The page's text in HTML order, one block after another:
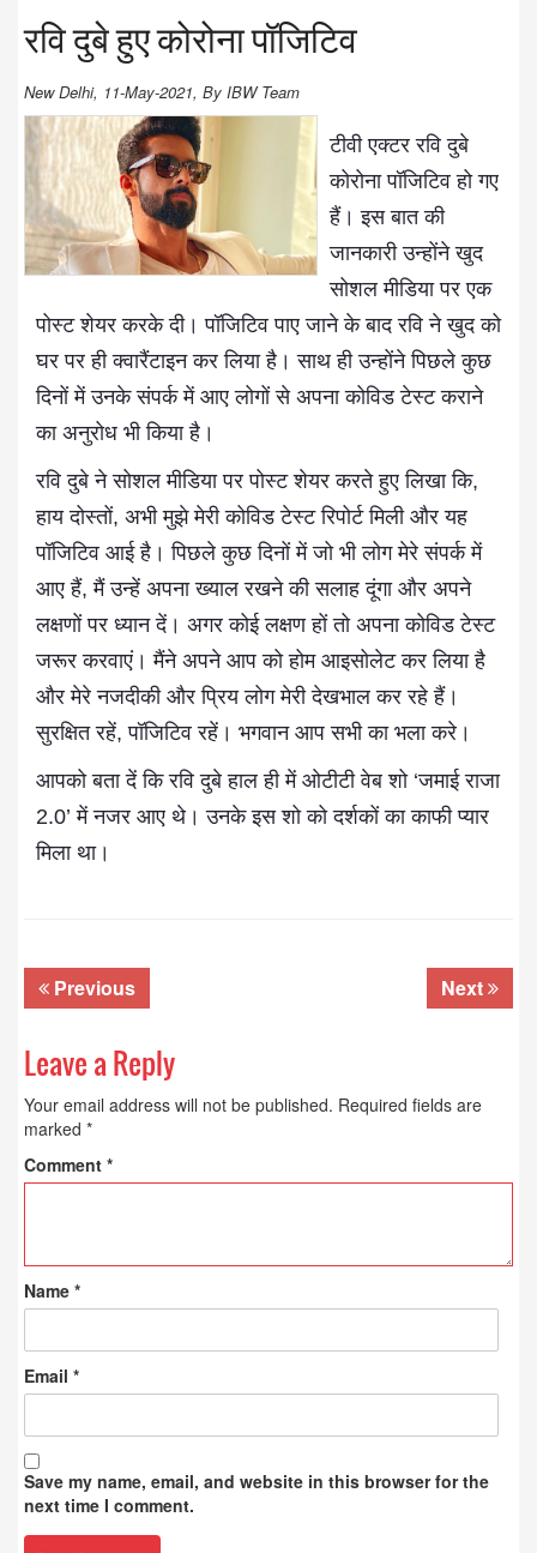
रवि दुबे हुए कोरोना पॉजिटिव
New Delhi, 11-May-2021, By IBW Team
टीवी एक्टर रवि दुबे
कोरोना पॉजिटिव हो गए
हैं। इस बात की
जानकारी उन्होंने खुद
सोशल मीडिया पर एक
पोस्ट शेयर करके दी। पॉजिटिव पाए जाने के बाद रवि ने खुद को
घर पर ही क्वारैंटाइन कर लिया है। साथ ही उन्होंने पिछले कुछ
दिनों में उनके संपर्क में आए लोगों से अपना कोविड टेस्ट कराने
का अनुरोध भी किया है।
रवि दुबे ने सोशल मीडिया पर पोस्ट शेयर करते हुए लिखा कि,
हाय दोस्तों, अभी मुझे मेरी कोविड टेस्ट रिपोर्ट मिली और यह
पॉजिटिव आई है। पिछले कुछ दिनों में जो भी लोग मेरे संपर्क में
आए हैं, मैं उन्हें अपना ख्याल रखने की सलाह दूंगा और अपने
लक्षणों पर ध्यान दें। अगर कोई लक्षण हों तो अपना कोविड टेस्ट
जरूर करवाएं। मैंने अपने आप को होम आइसोलेट कर लिया है
और मेरे नजदीकी और प्रिय लोग मेरी देखभाल कर रहे हैं।
सुरक्षित रहें, पॉजिटिव रहें। भगवान आप सभी का भला करे।
आपको बता दें कि रवि दुबे हाल ही में ओटीटी वेब शो ‘जमाई राजा
2.0’ में नजर आए थे। उनके इस शो को दर्शकों का काफी प्यार
मिला था।
Previous Next
Leave a Reply
Your email address will not be published. Required fields are
marked *
Comment *
Name *
Email *
Save my name, email, and website in this browser for the
next time I comment.